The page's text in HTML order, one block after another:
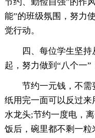
能”的班级氛围，努力
觉行动。
四、每位学生坚
起，努力做到“八个一”
节约一元钱，不需
纸用完一面可以反过
水龙头;节约一度电，
饭后，碗里都不剩一